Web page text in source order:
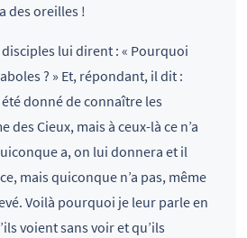
des oreilles !
disciples lui dirent : « Pourquoi
? » Et, répondant, il dit :
été donné de connaître les
des Cieux, mais à ceux-là ce n’a
a, on lui donnera et il
mais quiconque n’a pas, même
Voilà pourquoi je leur parle en
voient sans voir et qu’ils